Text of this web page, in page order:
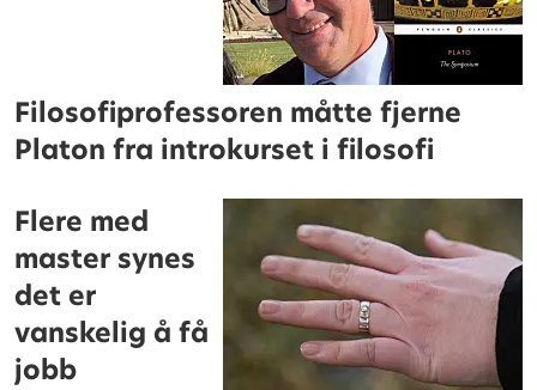
Filosofiprofessoren måtte fjerne
Platon fra introkurset i filosofi
Flere med
master synes
det er
vanskelig å få
jobb